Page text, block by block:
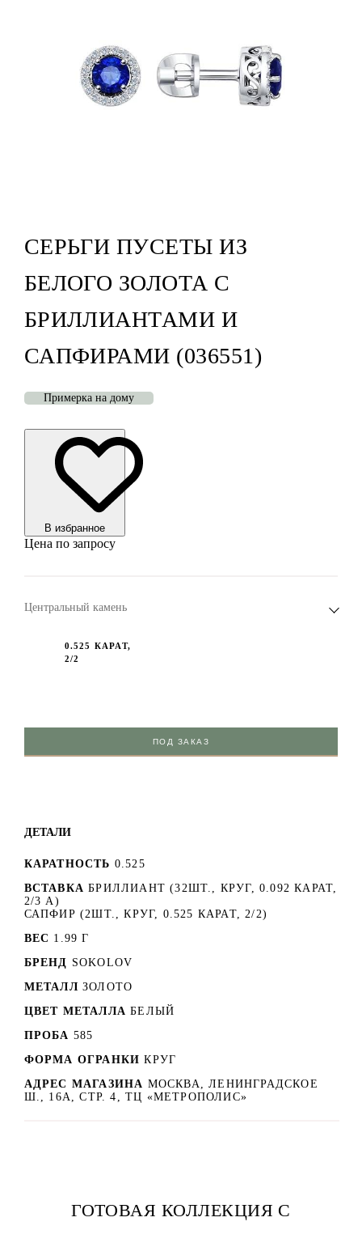
СЕРЬГИ ПУСЕТЫ ИЗ
БЕЛОГО ЗОЛОТА С
БРИЛЛИАНТАМИ И
САПФИРАМИ (036551)
Примерка на дому
В избранноe
Цена по запросу
Центральный камень
0.525 КАРАТ,
2/2
ПОД ЗАКАЗ
ДЕТАЛИ
КАРАТНОСТЬ 0.525
ВСТАВКА БРИЛЛИАНТ (32ШТ., КРУГ, 0.092 КАРАТ,
2/3 А)
САПФИР (2ШТ., КРУГ, 0.525 КАРАТ, 2/2)
ВЕС 1.99 Г
БРЕНД SOKOLOV
МЕТАЛЛ ЗОЛОТО
ЦВЕТ МЕТАЛЛА БЕЛЫЙ
ПРОБА 585
ФОРМА ОГРАНКИ КРУГ
АДРЕС МАГАЗИНА МОСКВА, ЛЕНИНГРАДСКОЕ
Ш., 16А, СТР. 4, ТЦ «МЕТРОПОЛИС»
ГОТОВАЯ КОЛЛЕКЦИЯ С